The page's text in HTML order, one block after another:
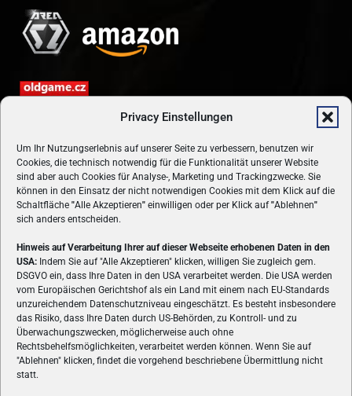
Privacy Einstellungen
Um Ihr Nutzungserlebnis auf unserer Seite zu verbessern, benutzen wir
Cookies, die technisch notwendig für die Funktionalität unserer Website
sind aber auch Cookies für Analyse-, Marketing und Trackingzwecke. Sie
können in den Einsatz der nicht notwendigen Cookies mit dem Klick auf die
Schaltfläche "Alle Akzeptieren" einwilligen oder per Klick auf"Ablehnen"
sich anders entscheiden.
Hinweis auf Verarbeitung Ihrer auf dieser Webseite erhobenen Daten in den
USA: Indem Sie auf "Alle Akzeptieren" klicken, willigen Sie zugleich gem.
DSGVO ein, dass Ihre Daten in den USA verarbeitet werden. Die USA werden
vom Europäischen Gerichtshof als ein Land mit einem nach EU-Standards
unzureichendem Datenschutzniveau eingeschätzt. Es besteht insbesondere
das Risiko, dass Ihre Daten durch US-Behörden, zu Kontroll- und zu
Überwachungszwecken, möglicherweise auch ohne
Rechtsbehelfsmöglichkeiten, verarbeitet werden können. Wenn Sie auf
"Ablehnen" klicken, findet die vorgehend beschriebene Übermittlung nicht
statt.
ÜBER UNS
VON GAMERN, FÜR GAMER! Gamers.at ist das älteste Online-
Spielemagazin Österreichs und bringt täglich aktuelle News,
Reviews und Videos zu PC- und Konsolenspielen, Gaming-
Hardware und aus der Welt des e-Sport's.